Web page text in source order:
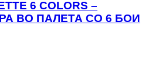
6 COLORS –
ВО ПАЛЕТА СО 6 БОИ